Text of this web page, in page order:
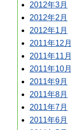
2012年3月
2012年2月
2012年1月
2011年12月
2011年11月
2011年10月
2011年9月
2011年8月
2011年7月
2011年6月